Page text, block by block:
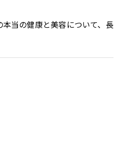
当の健康と美容について、長